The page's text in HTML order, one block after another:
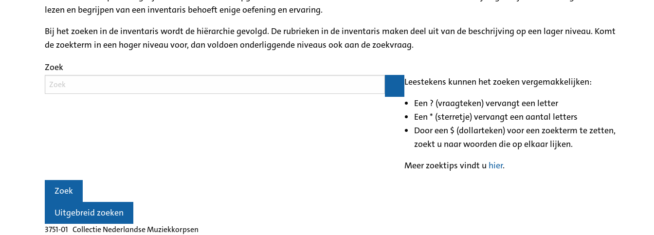
lezen en begrijpen van een inventaris behoeft enige oefening en ervaring.
Bij het zoeken in de inventaris wordt de hiërarchie gevolgd. De rubrieken in de inventaris maken deel uit van de beschrijving op een lager niveau. Komt
de zoekterm in een hoger niveau voor, dan voldoen onderliggende niveaus ook aan de zoekvraag.
Zoek
Leestekens kunnen het zoeken vergemakkelijken:
Een ? (vraagteken) vervangt een letter
Een * (sterretje) vervangt een aantal letters
Door een $ (dollarteken) voor een zoekterm te zetten,
zoekt u naar woorden die op elkaar lijken.
Meer zoektips vindt u hier.
Zoek
Uitgebreid zoeken
3751-01 Collectie Nederlandse Muziekkorpsen